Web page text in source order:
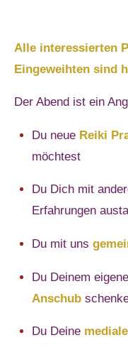
Alle interessierten
Eingeweihten sind
Der Abend ist ein
Du neue Reiki
möchtest
Du Dich mit
Erfahrungen
Du mit uns
Du Deinem
Anschub
Du Deine